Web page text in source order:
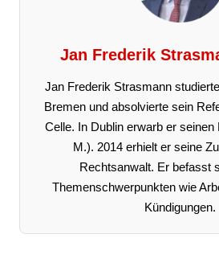
Jan Frederik
Jan Frederik Strasmann
Bremen und absolvierte sein
Celle. In Dublin erwarb er seinen
M.). 2014 erhielt er seine
Rechtsanwalt. Er befasst
Themenschwerpunkten wie
Kündigungen.